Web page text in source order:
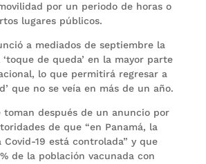
por un periodo de horas o
lugares públicos.
a mediados de septiembre la
de queda’ en la mayor parte
lo que permitirá regresar a
que no se veía en más de un año.
toman después de un anuncio por
de que “en Panamá, la
Covid-19 está controlada” y que
de la población vacunada con